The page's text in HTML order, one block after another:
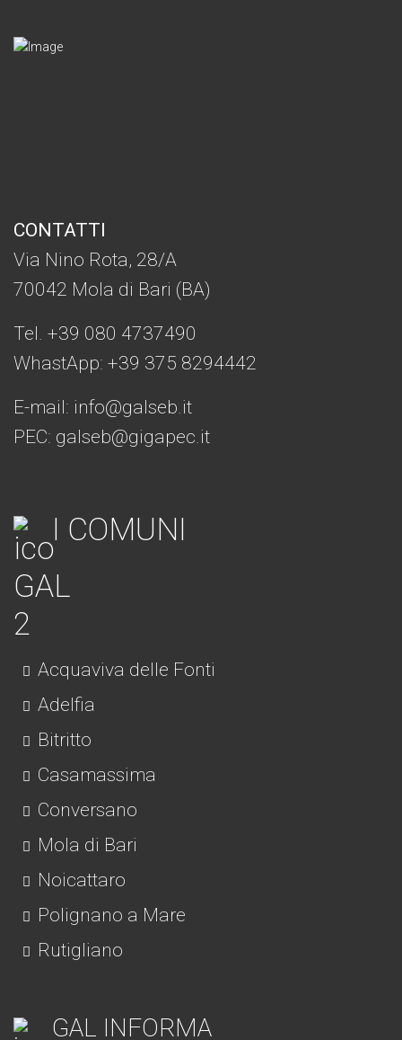
CONTATTI
Via Nino Rota, 28/A
70042 Mola di Bari (BA)
Tel. +39 080 4737490
WhastApp: +39 375 8294442
E-mail: info@galseb.it
PEC: galseb@gigapec.it
I COMUNI
Acquaviva delle Fonti
Adelfia
Bitritto
Casamassima
Conversano
Mola di Bari
Noicattaro
Polignano a Mare
Rutigliano
GAL INFORMA